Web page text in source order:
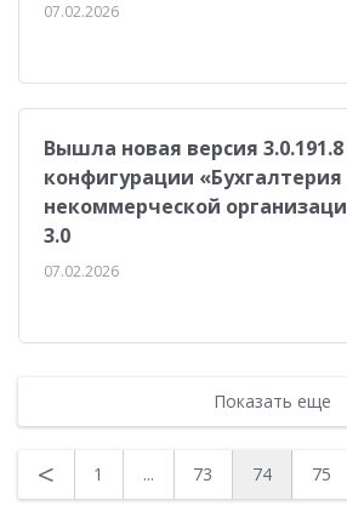
07.02.2026
Вышла новая версия
конфигурации «Бухгалтерия
некоммерческой
3.0
07.02.2026
Показать еще
< 1 ... 73 74 75